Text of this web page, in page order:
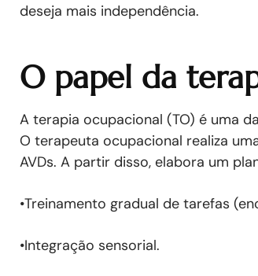
deseja mais independência.
O papel da
A terapia ocupacional (TO) é uma
O terapeuta ocupacional realiza
AVDs. A partir disso, elabora um
•Treinamento gradual de tarefas
•Integração sensorial.